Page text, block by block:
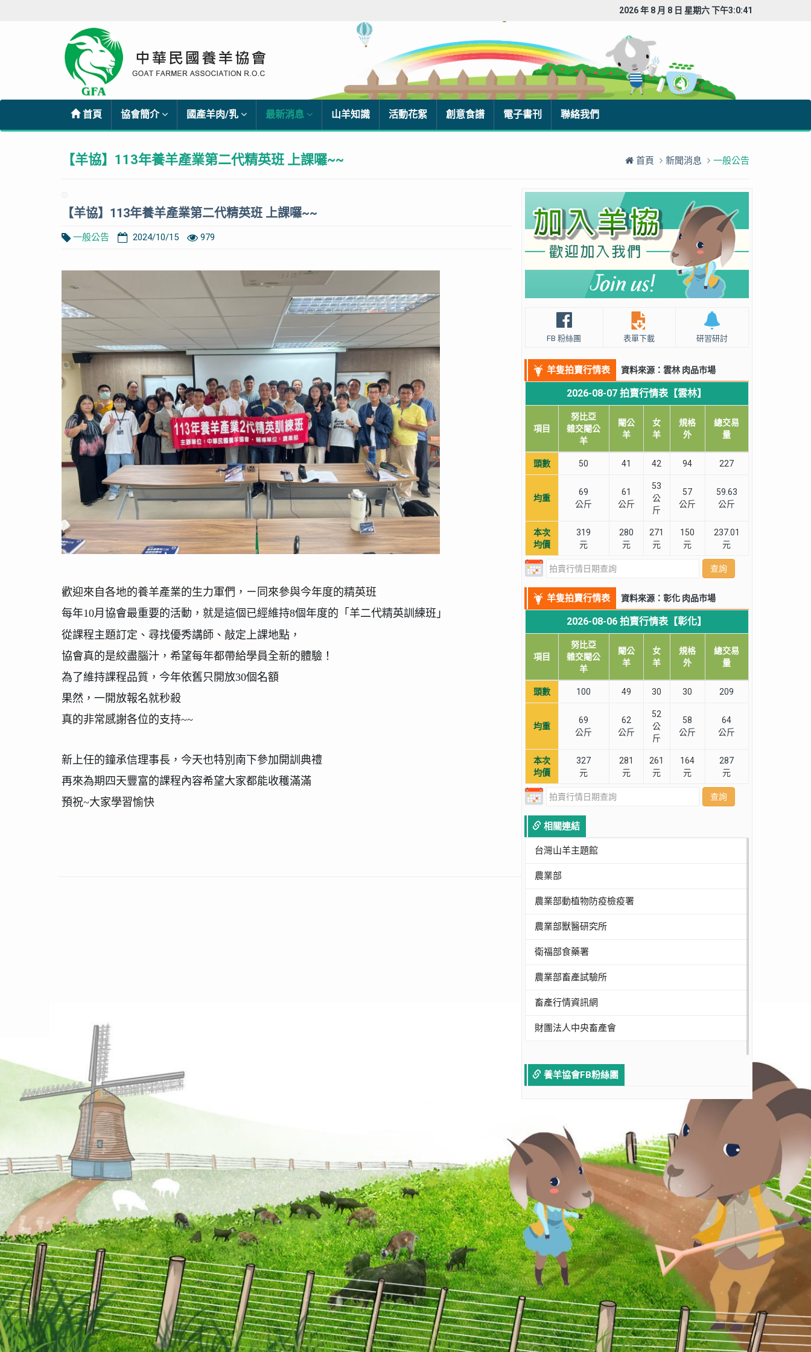
2026 年 8 月 8 日 星期六 下午3:0:42
首頁 協會簡介 國產羊肉/乳 最新消息 山羊知識 活動花絮 創意食譜 電子書刊 聯絡我們
【羊協】113年養羊產業第二代精英班 上課囉~~ 首頁 新聞消息 一般公告
【羊協】113年養羊產業第二代精英班 上課囉~~
一般公告 2024/10/15 979
歡迎來自各地的養羊產業的生力軍們， ㄧ同來參與今年度的精英班
每年10月協會最重要的活動，就是這個已經維持8個年度的「羊二代精英訓練班 」
從課程主題訂定、尋找優秀講師、敲定上課地點，
協會真的是絞盡腦汁，希望每年都帶給學員全新的體驗！
為了維持課程品質，今年依舊只開放30個名額
果然，一開放報名就秒殺
真的非常感謝各位的支持~~
新上任的鐘承信理事長，今天也特別南下參加開訓典禮
再來為期四天豐富的課程內容希望大家都能收穫滿滿
預祝~大家學習愉快
FB 粉絲團 表單下載 研習研討
羊隻拍賣行情表 資料來源：雲林 肉品市場
2026-08-07 拍賣行情表【雲林】
項目
努比亞
雜交閹公
羊
閹公
羊
女
羊
規格
外
總交易
量
頭數 50 41 42 94 227
均重
69
公斤
61
公斤
53
公
斤
57
公斤
59.63
公斤
本次
均價
319
元
280
元
271
元
150
元
237.01
元
查詢
羊隻拍賣行情表 資料來源：彰化 肉品市場
2026-08-06 拍賣行情表【彰化】
項目
努比亞
雜交閹公
羊
閹公
羊
女
羊
規格
外
總交易
量
頭數 100 49 30 30 209
均重
69
公斤
62
公斤
52
公
斤
58
公斤
64
公斤
本次
均價
327
元
281
元
261
元
164
元
287
元
查詢
相關連結
台灣山羊主題館
農業部
農業部動植物防疫檢疫署
農業部獸醫研究所
衛福部食藥署
農業部畜產試驗所
畜產行情資訊網
財團法人中央畜產會
養羊協會FB粉絲團